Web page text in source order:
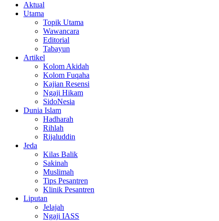
Aktual
Utama
Topik Utama
Wawancara
Editorial
Tabayun
Artikel
Kolom Akidah
Kolom Fuqaha
Kajian Resensi
Ngaji Hikam
SidoNesia
Dunia Islam
Hadharah
Rihlah
Rijaluddin
Jeda
Kilas Balik
Sakinah
Muslimah
Tips Pesantren
Klinik Pesantren
Liputan
Jelajah
Ngaji IASS